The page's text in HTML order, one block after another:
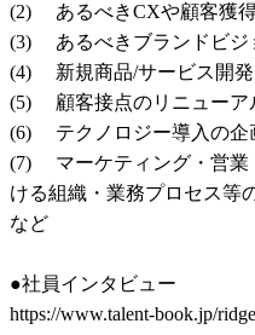
(2)     あるべきCXや顧客
(3)     あるべきブランドビ
(4)     新規商品/サービス
(5)     顧客接点のリニュー
(6)     テクノロジー導入の
(7)     マーケティング・営
ける組織・業務プロセス等
など
●社員インタビュー
https://www.talent-book.jp/